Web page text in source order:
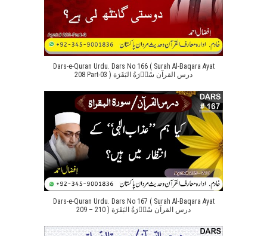
Dars-e-Quran Urdu. Dars No 166 ( Surah Al-Baqara Ayat
208 Part-03 ) درس القرآن سُوۡرَةُ البَقَرَة
Dars-e-Quran Urdu. Dars No 167 ( Surah Al-Baqara Ayat
209 – 210 ) درس القرآن سُوۡرَةُ البَقَرَة